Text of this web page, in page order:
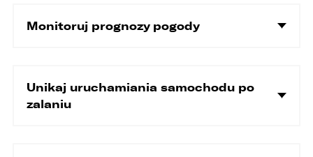
Monitoruj prognozy pogody
Unikaj uruchamiania samochodu po
zalaniu